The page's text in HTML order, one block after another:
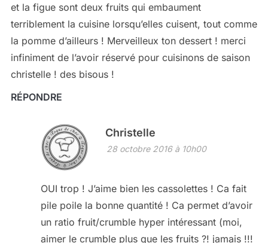
et la figue sont deux fruits qui embaument
terriblement la cuisine lorsqu’elles cuisent, tout comme
la pomme d’ailleurs ! Merveilleux ton dessert ! merci
infiniment de l’avoir réservé pour cuisinons de saison
christelle ! des bisous !
RÉPONDRE
Christelle
28 octobre 2016 à 10h00
OUI trop ! J’aime bien les cassolettes ! Ca fait
pile poile la bonne quantité ! Ca permet d’avoir
un ratio fruit/crumble hyper intéressant (moi,
aimer le crumble plus que les fruits ?! jamais !!!